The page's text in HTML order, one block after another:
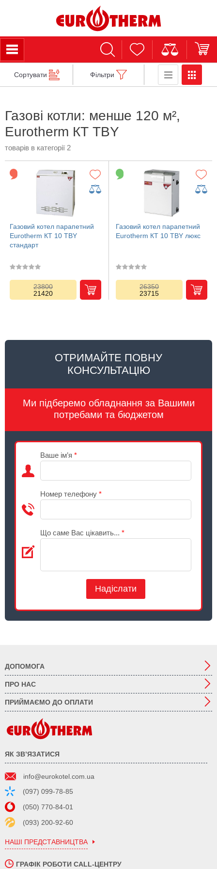
Сортувати Фільтри
Газові котли: менше 120 м²,
Eurotherm КТ TBY
товарів в категорії 2
Газовий котел парапетний
Eurotherm КТ 10 TBY
стандарт
23800
21420
Газовий котел парапетний
Eurotherm КТ 10 TBY люкс
26350
23715
ОТРИМАЙТЕ ПОВНУ
КОНСУЛЬТАЦІЮ
Ми підберемо обладнання за Вашими
потребами та бюджетом
Ваше ім’я *
Номер телефону *
Що саме Вас цікавить... *
Надіслати
ДОПОМОГА
ПРО НАС
ПРИЙМАЄМО ДО ОПЛАТИ
ЯК ЗВ’ЯЗАТИСЯ
info@eurokotel.com.ua
(097) 099-78-85
(050) 770-84-01
(093) 200-92-60
НАШІ ПРЕДСТАВНИЦТВА
ГРАФІК РОБОТИ CALL-ЦЕНТРУ